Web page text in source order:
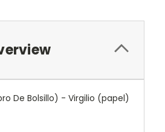
De Bolsillo) - Virgilio (papel)